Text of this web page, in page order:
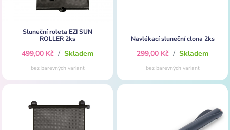
Sluneční roleta EZI SUN
ROLLER 2ks
499,00 Kč / Skladem
bez barevných variant
Navlékací sluneční clona 2ks
299,00 Kč / Skladem
bez barevných variant